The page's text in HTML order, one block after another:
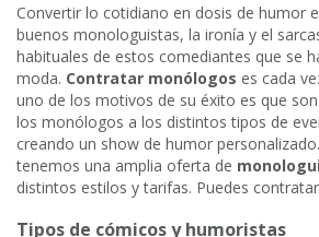
Convertir lo cotidiano en dosis de humor
buenos monologuistas, la ironía y el
habituales de estos comediantes que se
moda. Contratar monólogos es cada
uno de los motivos de su éxito es que
los monólogos a los distintos tipos de
creando un show de humor
tenemos una amplia oferta de
distintos estilos y tarifas. Puedes
Tipos de cómicos y humoristas